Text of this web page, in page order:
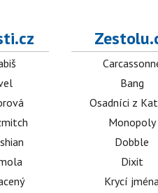
Bang
Osadníci z
Monopoly
Dobble
Dixit
Krycí